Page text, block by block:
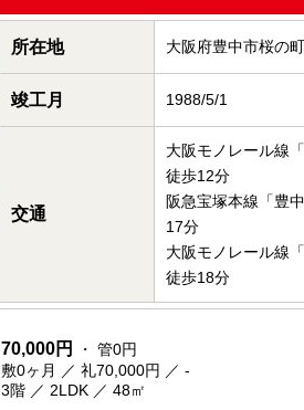
所在地 大阪府豊中市桜の町
竣工月 1988/5/1
交通
大阪モノレール線
徒歩12分
阪急宝塚本線「豊
17分
大阪モノレール線
徒歩18分
70,000円
・ 管0円
敷0ヶ月 ／ 礼70,000円 ／ -
3階 ／ 2LDK ／ 48㎡